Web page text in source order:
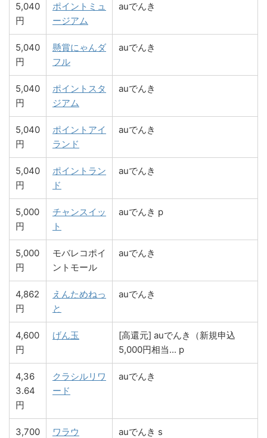
5,040
円
ポイントミュ
ージアム
auでんき
5,040
円
懸賞にゃんダ
フル
auでんき
5,040
円
ポイントスタ
ジアム
auでんき
5,040
円
ポイントアイ
ランド
auでんき
5,040
円
ポイントラン
ド
auでんき
5,000
円
チャンスイッ
ト
auでんき p
5,000
円
モバレコポイ
ントモール
auでんき
4,862
円
えんためねっ
と
auでんき
4,600
円
げん玉
[高還元] auでんき（新規申込
5,000円相当... p
4,36
3.64
円
クラシルリワ
ード
auでんき
3,700
ワラウ auでんき s